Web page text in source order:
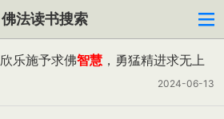
佛法读书搜索
乐施予求佛智慧 ，勇猛精进求无上
2024-06-13